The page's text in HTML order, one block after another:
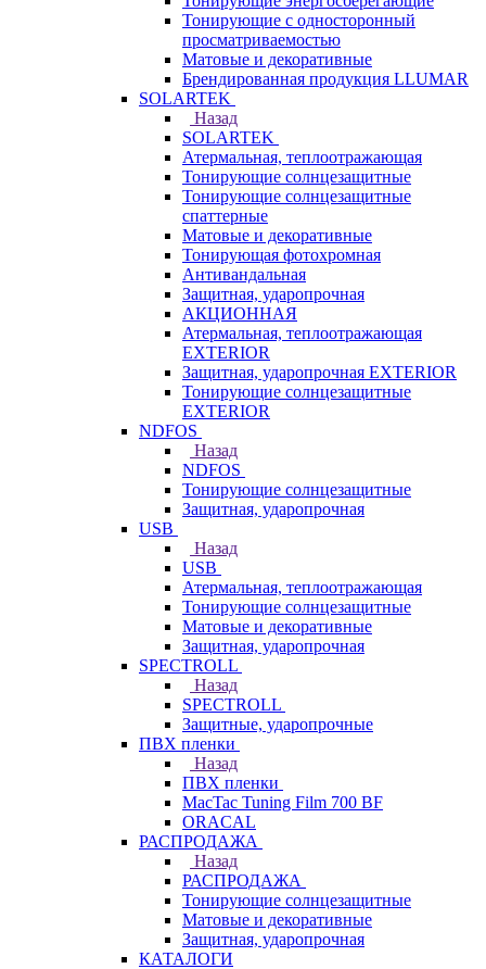
Тонирующие с односторонный
просматриваемостью
Матовые и декоративные
Брендированная продукция LLUMAR
SOLARTEK
Назад
SOLARTEK
Атермальная, теплоотражающая
Тонирующие солнцезащитные
Тонирующие солнцезащитные
спаттерные
Матовые и декоративные
Тонирующая фотохромная
Антивандальная
Защитная, ударопрочная
АКЦИОННАЯ
Атермальная, теплоотражающая
EXTERIOR
Защитная, ударопрочная EXTERIOR
Тонирующие солнцезащитные
EXTERIOR
NDFOS
Назад
NDFOS
Тонирующие солнцезащитные
Защитная, ударопрочная
USB
Назад
USB
Атермальная, теплоотражающая
Тонирующие солнцезащитные
Матовые и декоративные
Защитная, ударопрочная
SPECTROLL
Назад
SPECTROLL
Защитные, ударопрочные
ПВХ пленки
Назад
ПВХ пленки
MacTac Tuning Film 700 BF
ORACAL
РАСПРОДАЖА
Назад
РАСПРОДАЖА
Тонирующие солнцезащитные
Матовые и декоративные
Защитная, ударопрочная
КАТАЛОГИ